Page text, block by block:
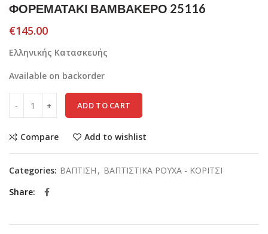
ΦΟΡΕΜΑΤΑΚΙ ΒΑΜΒΑΚΕΡΟ 25116
€145.00
Ελληνικής Κατασκευής
Available on backorder
ADD TO CART
Compare Add to wishlist
Categories: ΒΑΠΤΙΣΗ , ΒΑΠΤΙΣΤΙΚΑ ΡΟΥΧΑ - ΚΟΡΙΤΣΙ
Share